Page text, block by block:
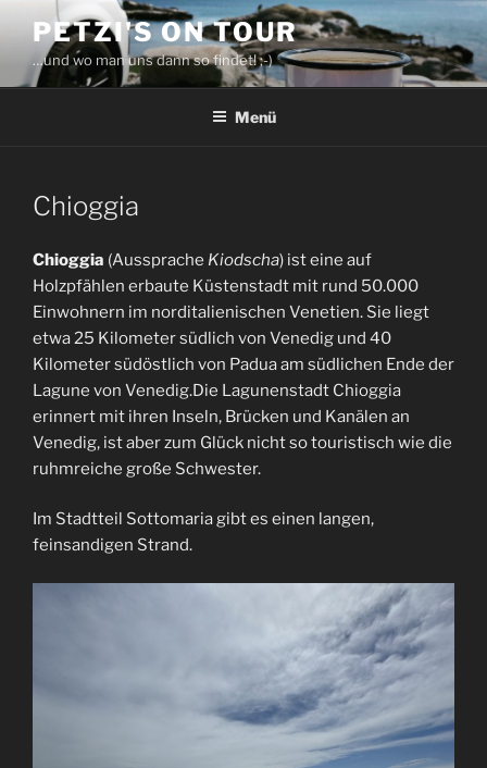
Inhalt
springen
PETZI'S ON TOUR
…und wo man uns dann so findet! ;-)
Menü
Chioggia
Chioggia (Aussprache Kiodscha) ist eine auf
Holzpfählen erbaute Küstenstadt mit rund 50.000
Einwohnern im norditalienischen Venetien. Sie liegt
etwa 25 Kilometer südlich von Venedig und 40
Kilometer südöstlich von Padua am südlichen Ende der
Lagune von Venedig.Die Lagunenstadt Chioggia
erinnert mit ihren Inseln, Brücken und Kanälen an
Venedig, ist aber zum Glück nicht so touristisch wie die
ruhmreiche große Schwester.
Im Stadtteil Sottomaria gibt es einen langen,
feinsandigen Strand.